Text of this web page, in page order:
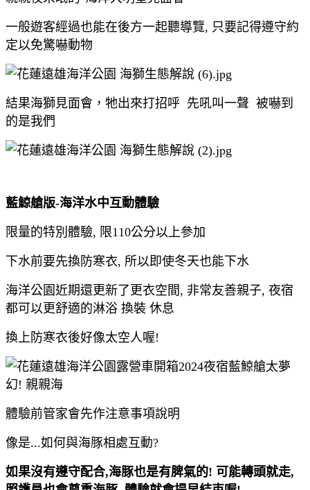
一般遊客經過也能在後方一起聽導覽, 只要記得遵守約
定以免驚嚇動物
結果海獅見面會，牠出來打招呼 先吼叫一聲 被嚇到
的是我們
藍鯨艙版-海洋水中互動體驗
限量的特別體驗, 限110公分以上參加
下水前要先換防寒衣, 所以即使冬天也能下水
海洋公園近期還更新了更衣空間, 非常友善親子, 夜宿
都可以更舒適的淋浴 換裝 休息
換上防寒衣後好像太空人喔!
體驗前管家會先作注意事項說明
像是...如何與海豚相處互動?
如果沒有遵守配合,海豚也是有脾氣的! 可能轉頭就走,